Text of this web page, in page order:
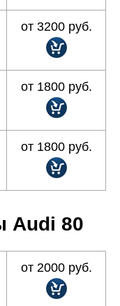
от 3200 руб.
от 1800 руб.
от 1800 руб.
Audi 80
от 2000 руб.